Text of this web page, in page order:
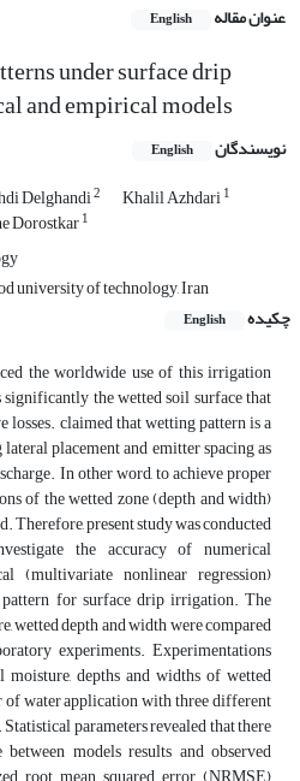
عنوان مقاله English
under surface drip
and empirical models
نویسندگان English
Delghandi2 Khalil Azhdari1
Dorostkar1
university of technology, Iran
چکیده
English
the worldwide use of this irrigation
the wetted soil surface that
claimed that wetting pattern is a
placement and emitter spacing as
In other word, to achieve proper
of the wetted zone (depth and width)
Therefore, present study was conducted
the accuracy of numerical
(multivariate nonlinear regression)
for surface drip irrigation. The
wetted depth and width were compared
experiments. Experimentations
depths and widths of wetted
of water application with three different
parameters revealed that there
models results and observed